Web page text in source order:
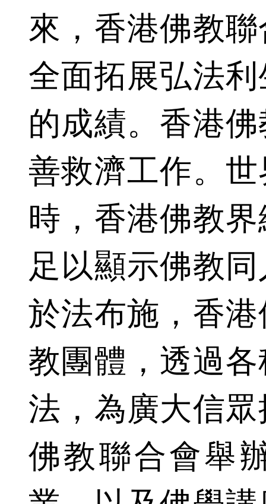
來，香港佛教
全面拓展弘法
的成績。香港
善救濟工作。
時，香港佛教
足以顯示佛教
於法布施，香
教團體，透過
法，為廣大信
佛教聯合會舉